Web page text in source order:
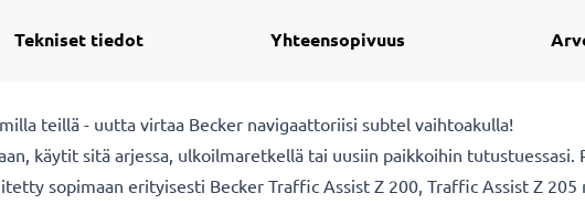
Tekniset tiedot Yhteensopivuus
teillä - uutta virtaa Becker navigaattoriisi subtel vaihtoakulla!
käytit sitä arjessa, ulkoilmaretkellä tai uusiin paikkoihin
sopimaan erityisesti Becker Traffic Assist Z 200, Traffic Assist Z